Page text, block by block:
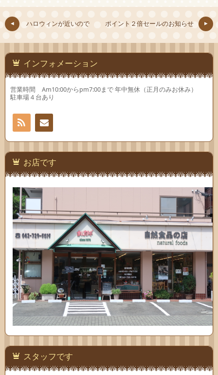
い
ン
ウ
で
開
き
ま
ン
ウ
で
ま
有
し
い
ン
ウ
で
開
き
ま
ハロウィンが近いので ポイント２倍セールのお知らせ
インフォメーション
営業時間 Am10:00からpm7:00まで 年中無休（正月のみお休み）
駐車場４台あり
お問
い合
わせ
お店です
スタッフです